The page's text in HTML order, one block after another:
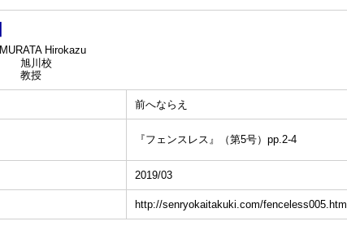
MURATA Hirokazu
旭川校
教授
前へならえ
『フェンスレス』（第5号）pp.2-4
2019/03
http://senryokaitakuki.com/fenceless005.html